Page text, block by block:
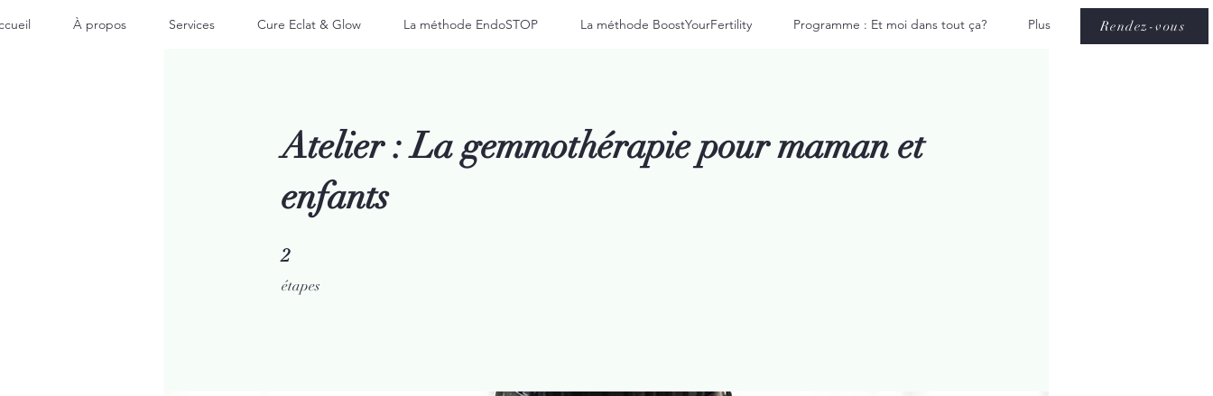
À propos Services Cure Eclat & Glow La méthode EndoSTOP La méthode BoostYourFertility Programme : Et moi dans tout ça? Plus Rendez-vous
Atelier : La gemmothérapie pour maman et
enfants
2
étapes
2 étapes